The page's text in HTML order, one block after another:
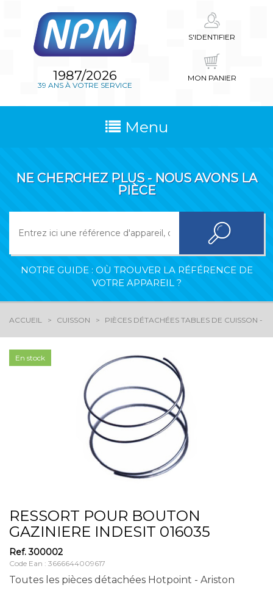
1987/2026
39 ANS À VOTRE SERVICE
S'IDENTIFIER
MON PANIER
Menu
NE CHERCHEZ PLUS - NOUS AVONS LA
PIÈCE
NOTRE GUIDE : OÙ TROUVER LA RÉFÉRENCE DE
VOTRE APPAREIL ?
ACCUEIL CUISSON PIÈCES DÉTACHÉES TABLES DE CUISSON -
En stock
RESSORT POUR BOUTON
GAZINIERE INDESIT 016035
Ref.300002
Code Ean : 3666644009617
Toutes les pièces détachées Hotpoint - Ariston